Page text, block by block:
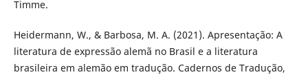
Timme.
Heidermann, W., & Barbosa, M. A. (2021). Apresentação: A
literatura de expressão alemã no Brasil e a literatura
brasileira em alemão em tradução. Cadernos de Tradução,